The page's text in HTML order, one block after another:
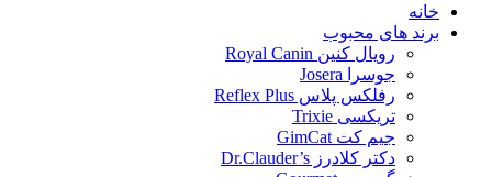
خانه
برند های محبوب
رویال کنین Royal Canin
جوسرا Josera
رفلکس پلاس Reflex Plus
تریکسی Trixie
جیم کت GimCat
دکتر کلادرز Dr.Clauder’s